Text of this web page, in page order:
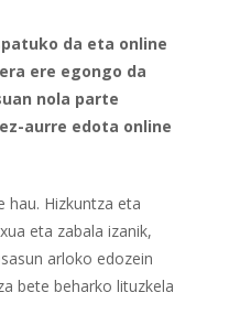
da eta online
ere egongo da
nola parte
aurre edota online
hau. Hizkuntza eta
eta zabala izanik,
arloko edozein
bete beharko lituzkela